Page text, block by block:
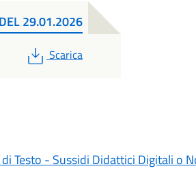
29.01.2026
PDF
Scarica
Testo - Sussidi Didattici Digitali o